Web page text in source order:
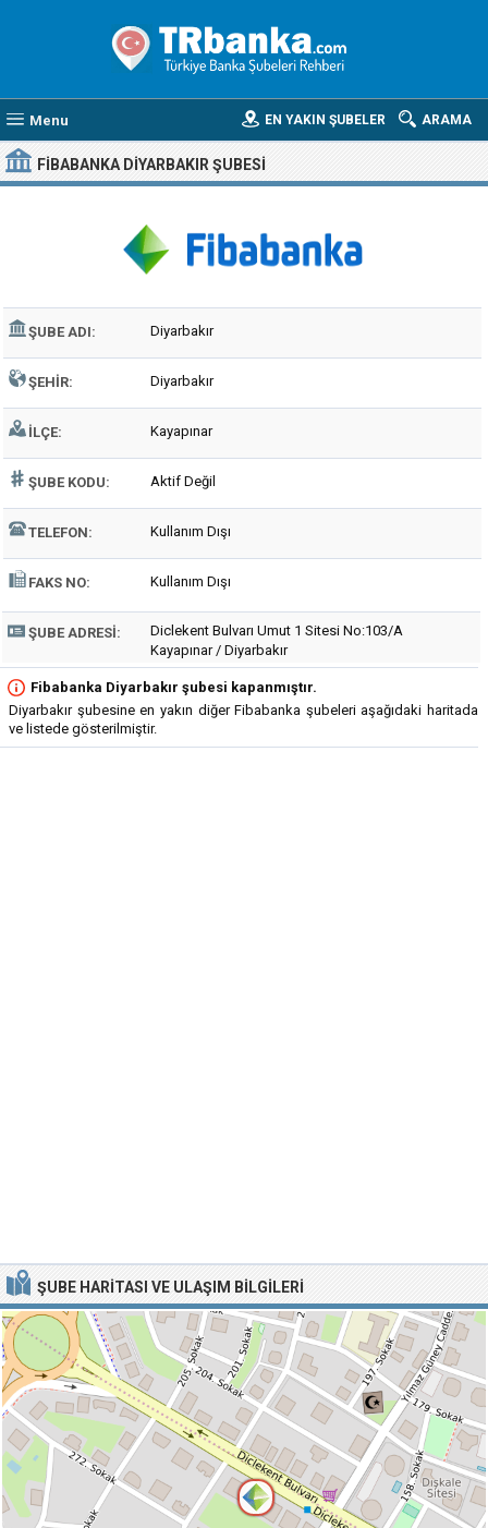
Menu ARAMA
EN YAKIN ŞUBELER
FIBABANKA DIYARBAKIR ŞUBESI
ŞUBE ADI: Diyarbakır
ŞEHIR: Diyarbakır
İLÇE: Kayapınar
ŞUBE KODU: Aktif Değil
TELEFON: Kullanım Dışı
FAKS NO: Kullanım Dışı
ŞUBE ADRESI:
Diclekent Bulvarı Umut 1 Sitesi No:103/A
Kayapınar / Diyarbakır
Fibabanka Diyarbakır şubesi kapanmıştır.
Diyarbakır şubesine en yakın diğer Fibabanka şubeleri aşağıdaki haritada
ve listede gösterilmiştir.
ŞUBE HARITASI VE ULAŞIM BILGILERI